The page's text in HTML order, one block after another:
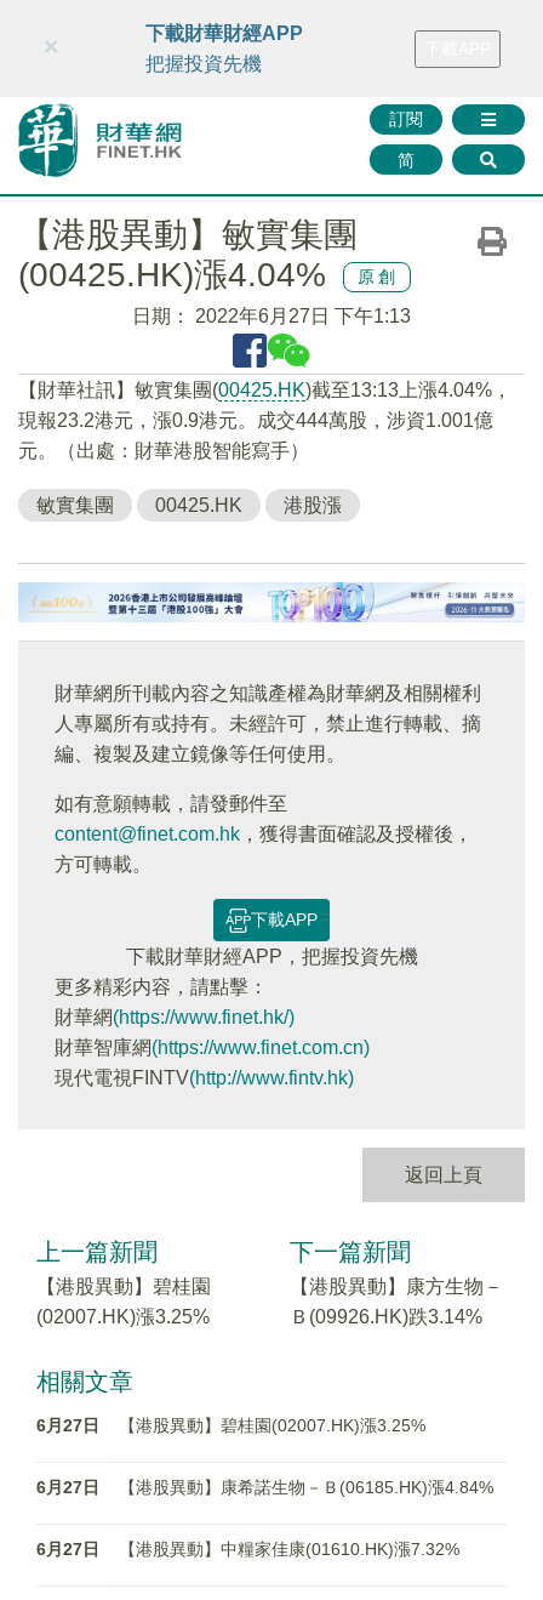
財華智庫網 FINTV FINMETA 財華證券 媒體矩陣
訂閱
简
×
下載財華財經APP
把握投資先機
【港股異動】敏實集團
(00425.HK)漲4.04%
原創
日期： 2022年6月27日 下午1:13
【財華社訊】敏實集團(00425.HK)截至13:13上漲4.04%，
現報23.2港元，漲0.9港元。成交444萬股，涉資1.001億
元。（出處：財華港股智能寫手）
敏實集團 00425.HK 港股漲
財華網所刊載內容之知識產權為財華網及相關權利
人專屬所有或持有。未經許可，禁止進行轉載、摘
編、複製及建立鏡像等任何使用。
如有意願轉載，請發郵件至
content@finet.com.hk ，獲得書面確認及授權後，
方可轉載。
下載APP
下載財華財經APP，把握投資先機
更多精彩内容，請點擊：
財華網(https://www.finet.hk/)
財華智庫網(https://www.finet.com.cn)
現代電視FINTV(http://www.fintv.hk)
返回上頁
上一篇新聞
【港股異動】碧桂園
(02007.HK)漲3.25%
下一篇新聞
【港股異動】康方生物－
Ｂ(09926.HK)跌3.14%
相關文章
6月27日 【港股異動】碧桂園(02007.HK)漲3.25%
6月27日 【港股異動】康希諾生物－Ｂ(06185.HK)漲4.84%
6月27日 【港股異動】中糧家佳康(01610.HK)漲7.32%